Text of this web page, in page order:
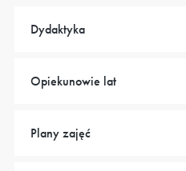
Dydaktyka
Opiekunowie lat
Plany zajęć